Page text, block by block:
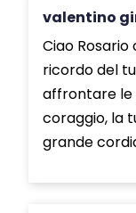
valentino
Ciao
ricordo del
affrontare le
coraggio, la
grande